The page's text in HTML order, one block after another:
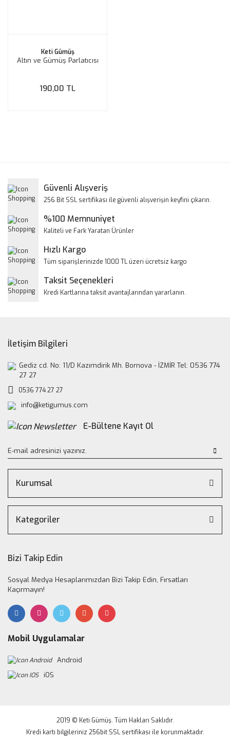
Keti Gümüş
Altın ve Gümüş Parlatıcısı
190,00 TL
Güvenli Alışveriş
256 Bit SSL sertifikası ile güvenli alışverişin keyfini çıkarın.
%100 Memnuniyet
Kaliteli ve Fark Yaratan Ürünler
Hızlı Kargo
Tüm siparişlerinizde 1000 TL üzeri ücretsiz kargo
Taksit Seçenekleri
Kredi Kartlarına taksit avantajlarından yararlanın.
İletişim Bilgileri
Gediz cd. No: 11/D Kazımdirik Mh. Bornova - İZMİR Tel: 0536 774
27 27
0536 774 27 27
info@ketigumus.com
E-Bültene Kayıt Ol
Kurumsal
Kategoriler
Bizi Takip Edin
Sosyal Medya Hesaplarımızdan Bizi Takip Edin, Fırsatları
Kaçırmayın!
Mobil Uygulamalar
Android
iOS
2019 © Keti Gümüş. Tüm Hakları Saklıdır.
Kredi kartı bilgileriniz 256bit SSL sertifikası ile korunmaktadır.